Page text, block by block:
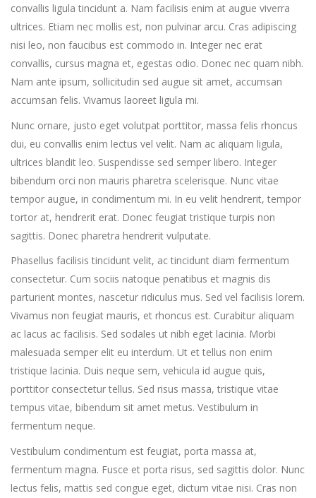
convallis ligula tincidunt a. Nam facilisis enim at augue viverra
ultrices. Etiam nec mollis est, non pulvinar arcu. Cras adipiscing
nisi leo, non faucibus est commodo in. Integer nec erat
convallis, cursus magna et, egestas odio. Donec nec quam nibh.
Nam ante ipsum, sollicitudin sed augue sit amet, accumsan
accumsan felis. Vivamus laoreet ligula mi.
Nunc ornare, justo eget volutpat porttitor, massa felis rhoncus
dui, eu convallis enim lectus vel velit. Nam ac aliquam ligula,
ultrices blandit leo. Suspendisse sed semper libero. Integer
bibendum orci non mauris pharetra scelerisque. Nunc vitae
tempor augue, in condimentum mi. In eu velit hendrerit, tempor
tortor at, hendrerit erat. Donec feugiat tristique turpis non
sagittis. Donec pharetra hendrerit vulputate.
Phasellus facilisis tincidunt velit, ac tincidunt diam fermentum
consectetur. Cum sociis natoque penatibus et magnis dis
parturient montes, nascetur ridiculus mus. Sed vel facilisis lorem.
Vivamus non feugiat mauris, et rhoncus est. Curabitur aliquam
ac lacus ac facilisis. Sed sodales ut nibh eget lacinia. Morbi
malesuada semper elit eu interdum. Ut et tellus non enim
tristique lacinia. Duis neque sem, vehicula id augue quis,
porttitor consectetur tellus. Sed risus massa, tristique vitae
tempus vitae, bibendum sit amet metus. Vestibulum in
fermentum neque.
Vestibulum condimentum est feugiat, porta massa at,
fermentum magna. Fusce et porta risus, sed sagittis dolor. Nunc
lectus felis, mattis sed congue eget, dictum vitae nisi. Cras non